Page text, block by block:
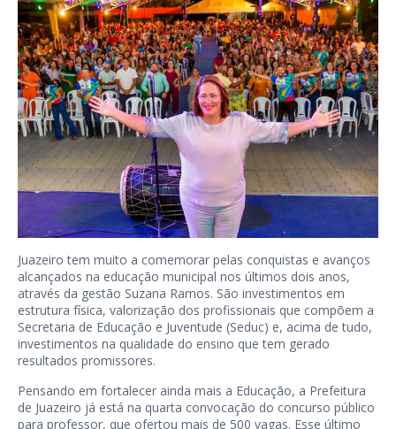
Juazeiro tem muito a comemorar pelas conquistas e avanços
alcançados na educação municipal nos últimos dois anos,
através da gestão Suzana Ramos. São investimentos em
estrutura física, valorização dos profissionais que compõem a
Secretaria de Educação e Juventude (Seduc) e, acima de tudo,
investimentos na qualidade do ensino que tem gerado
resultados promissores.
Pensando em fortalecer ainda mais a Educação, a Prefeitura
de Juazeiro já está na quarta convocação do concurso público
para professor, que ofertou mais de 500 vagas. Esse último